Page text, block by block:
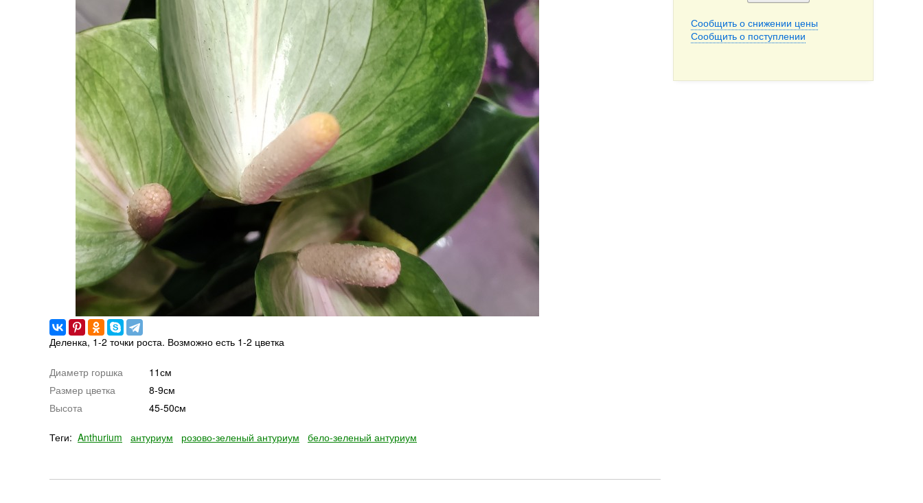
Сообщить о снижении цены
Сообщить о поступлении
Деленка, 1-2 точки роста. Возможно есть 1-2 цветка
Диаметр горшка
11см
Размер цветка
8-9см
Высота
45-50cм
Теги: Anthurium антуриум розово-зеленый антуриум бело-зеленый антуриум